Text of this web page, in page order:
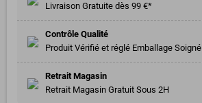
Livraison Gratuite dès 99 €*
Contrôle Qualité
Produit Vérifié et réglé Emballage Soigné
Retrait Magasin
Retrait Magasin Gratuit Sous 2H